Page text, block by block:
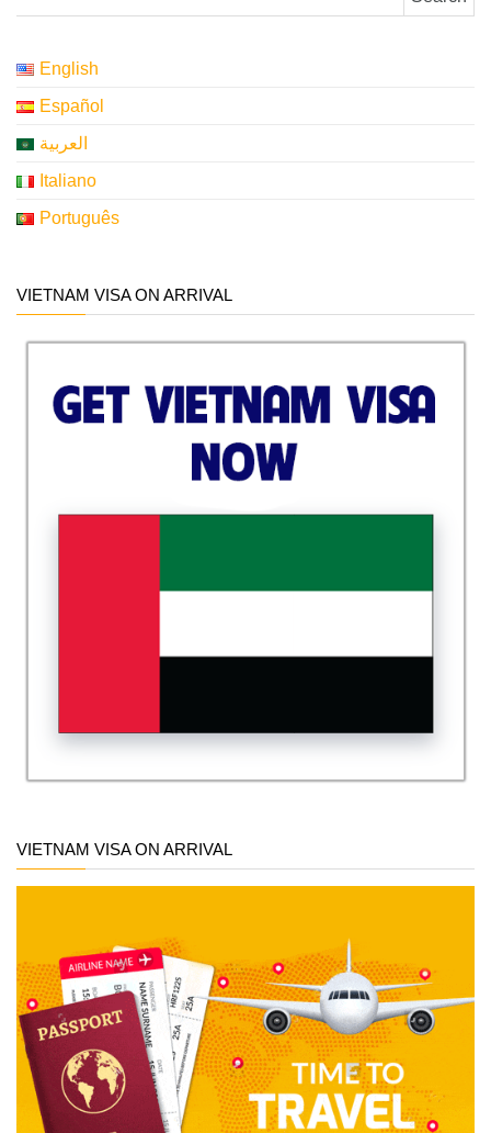
English
Español
العربية
Italiano
Português
VIETNAM VISA ON ARRIVAL
VIETNAM VISA ON ARRIVAL